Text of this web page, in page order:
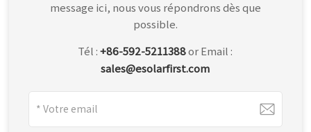
message ici, nous vous répondrons dès que
possible.
Tél :+86-592-5211388or Email :
sales@esolarfirst.com